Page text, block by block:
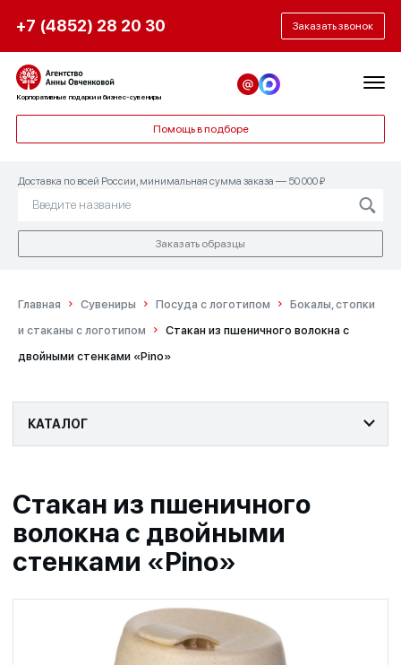
+7 (4852) 28 20 30 Заказать звонок
Корпоративные подарки и бизнес-сувениры
Помощь в подборе
Доставка по всей России, минимальная сумма заказа — 50 000 ₽
Заказать образцы
Главная Сувениры Посуда с логотипом
Бокалы, стопки
и стаканы с логотипом
Стакан из пшеничного волокна с
двойными стенками «Pino»
КАТАЛОГ
Стакан из пшеничного
волокна с двойными
стенками «Pino»